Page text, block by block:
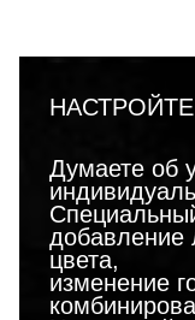
Думаете об
добавление
цвета,
изменение